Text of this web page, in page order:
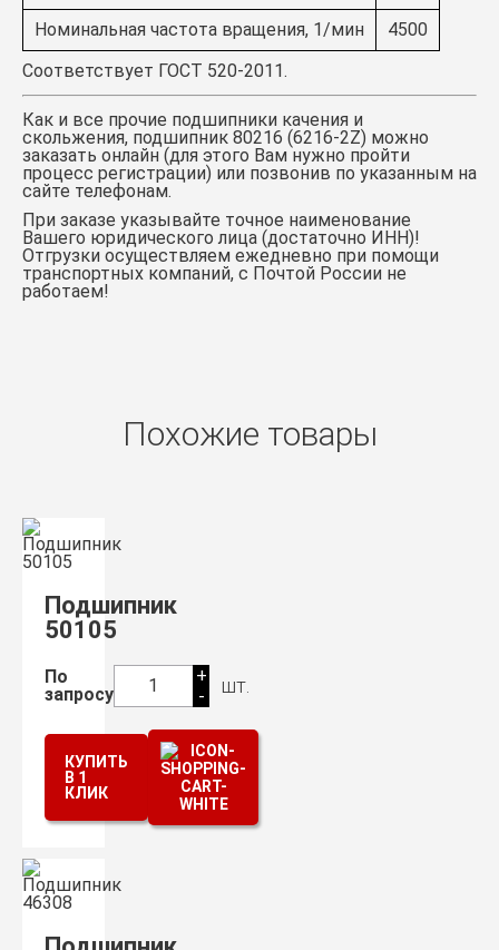
Номинальная частота вращения, 1/мин
4500
Соответствует ГОСТ 520-2011.
Как и все прочие подшипники качения и
скольжения, подшипник 80216 (6216-2Z) можно
заказать онлайн (для этого Вам нужно пройти
процесс регистрации) или позвонив по указанным на
сайте телефонам.
При заказе указывайте точное наименование
Вашего юридического лица (достаточно ИНН)!
Отгрузки осуществляем ежедневно при помощи
транспортных компаний, с Почтой России не
работаем!
Похожие товары
Подшипник
50105
По
запросу
1
+
-
шт.
КУПИТЬ
В 1
КЛИК